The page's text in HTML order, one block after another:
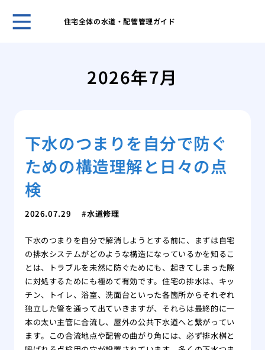
住宅全体の水道・配管管理ガイド
2026年7月
下水のつまりを自分で防ぐ
ための構造理解と日々の点
検
2026.07.29 水道修理
下水のつまりを自分で解消しようとする前に、まずは自宅
の排水システムがどのような構造になっているかを知るこ
とは、トラブルを未然に防ぐためにも、起きてしまった際
に対処するためにも極めて有効です。住宅の排水は、キッ
チン、トイレ、浴室、洗面台といった各箇所からそれぞれ
独立した管を通って出ていきますが、それらは最終的に一
本の太い主管に合流し、屋外の公共下水道へと繋がってい
ます。この合流地点や配管の曲がり角には、必ず排水桝と